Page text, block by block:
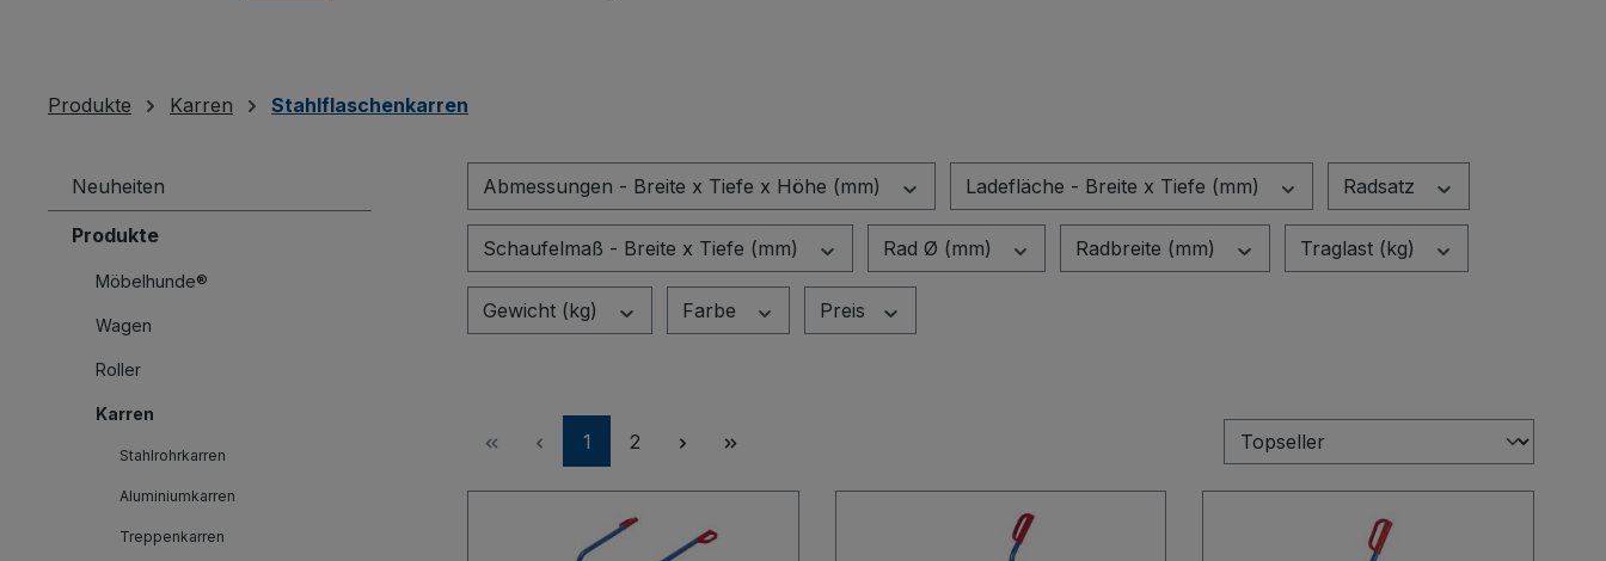
Produkte Karren Stahlflaschenkarren
Neuheiten
Produkte
Möbelhunde®
Wagen
Roller
Karren
Stahlrohrkarren
Aluminiumkarren
Treppenkarren
Abmessungen - Breite x Tiefe x Höhe (mm) Ladefläche - Breite x Tiefe (mm) Radsatz
Schaufelmaß - Breite x Tiefe (mm) Rad Ø (mm) Radbreite (mm) Traglast (kg)
Gewicht (kg) Farbe Preis
Seite
1 Seite
2